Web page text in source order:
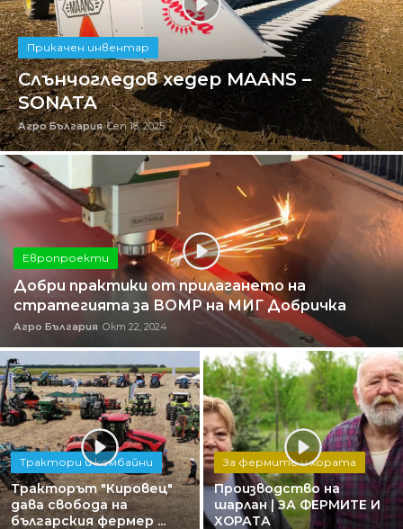
Съвети
Прикачен инвентар
Слънчогледов хедер MAANS –
SONATA
Агро България Сеп 18, 2025
Европроекти
Добри практики от прилагането на
стратегията за ВОМР на МИГ Добричка
Агро България Окт 22, 2024
Трактори и комбайни
Тракторът "Кировец"
дава свобода на
българския фермер ...
За фермите и хората
Производство на
шарлан | ЗА ФЕРМИТЕ И
ХОРАТА